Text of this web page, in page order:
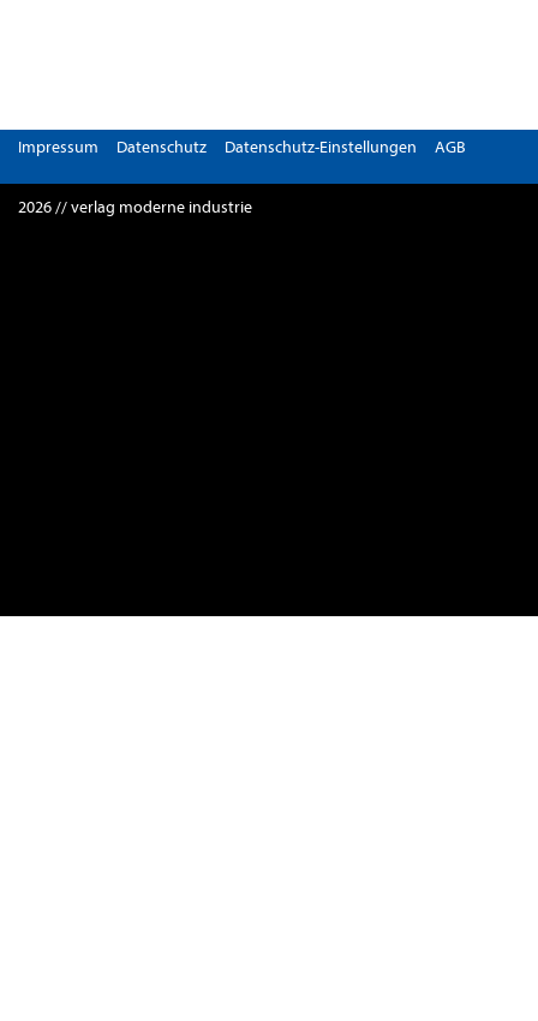
Impressum Datenschutz Datenschutz-Einstellungen AGB
2026 // verlag moderne industrie